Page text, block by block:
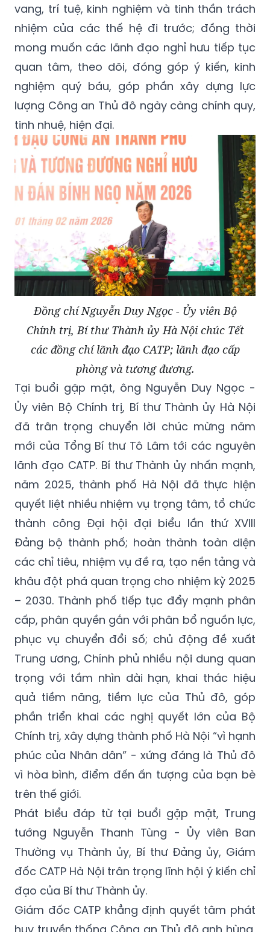
vang, trí tuệ, kinh nghiệm và tinh thần trách
nhiệm của các thế hệ đi trước; đồng thời
mong muốn các lãnh đạo nghỉ hưu tiếp tục
quan tâm, theo dõi, đóng góp ý kiến, kinh
nghiệm quý báu, góp phần xây dựng lực
lượng Công an Thủ đô ngày càng chính quy,
tinh nhuệ, hiện đại.
Đồng chí Nguyễn Duy Ngọc - Ủy viên Bộ
Chính trị, Bí thư Thành ủy Hà Nội chúc Tết
các đồng chí lãnh đạo CATP; lãnh đạo cấp
phòng và tương đương.
Tại buổi gặp mặt, ông Nguyễn Duy Ngọc -
Ủy viên Bộ Chính trị, Bí thư Thành ủy Hà Nội
đã trân trọng chuyển lời chúc mừng năm
mới của Tổng Bí thư Tô Lâm tới các nguyên
lãnh đạo CATP. Bí thư Thành ủy nhấn mạnh,
năm 2025, thành phố Hà Nội đã thực hiện
quyết liệt nhiều nhiệm vụ trọng tâm, tổ chức
thành công Đại hội đại biểu lần thứ XVIII
Đảng bộ thành phố; hoàn thành toàn diện
các chỉ tiêu, nhiệm vụ đề ra, tạo nền tảng và
khâu đột phá quan trọng cho nhiệm kỳ 2025
– 2030. Thành phố tiếp tục đẩy mạnh phân
cấp, phân quyền gắn với phân bổ nguồn lực,
phục vụ chuyển đổi số; chủ động đề xuất
Trung ương, Chính phủ nhiều nội dung quan
trọng với tầm nhìn dài hạn, khai thác hiệu
quả tiềm năng, tiềm lực của Thủ đô, góp
phần triển khai các nghị quyết lớn của Bộ
Chính trị, xây dựng thành phố Hà Nội “vì hạnh
phúc của Nhân dân” - xứng đáng là Thủ đô
vì hòa bình, điểm đến ấn tượng của bạn bè
trên thế giới.
Phát biểu đáp từ tại buổi gặp mặt, Trung
tướng Nguyễn Thanh Tùng - Ủy viên Ban
Thường vụ Thành ủy, Bí thư Đảng ủy, Giám
đốc CATP Hà Nội trân trọng lĩnh hội ý kiến chỉ
đạo của Bí thư Thành ủy.
Giám đốc CATP khẳng định quyết tâm phát